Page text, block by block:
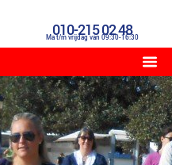
010-215 02 48
Ma t/m vrijdag van 09:30-16:30